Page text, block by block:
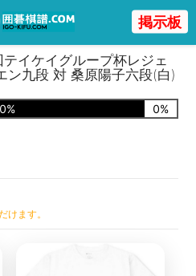
掲示板
イケイグループ杯レジェ
ン九段 対 桑原陽子六段(白)
% 0%
けます。